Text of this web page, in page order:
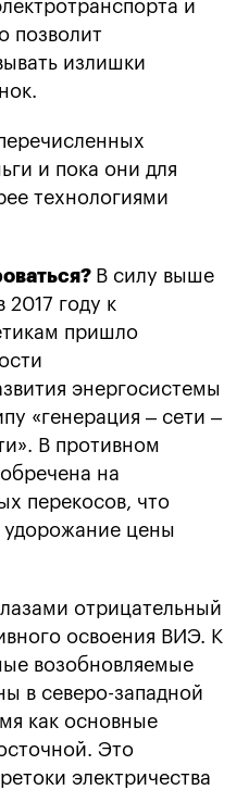
и
позволит
излишки
и пока они для
технологиями
В силу выше
2017 году к
пришло
энергосистемы
«генерация – сети –
В противном
на
перекосов, что
удорожание цены
отрицательный
освоения ВИЭ. К
возобновляемые
в северо-западной
как основные
Это
электричества